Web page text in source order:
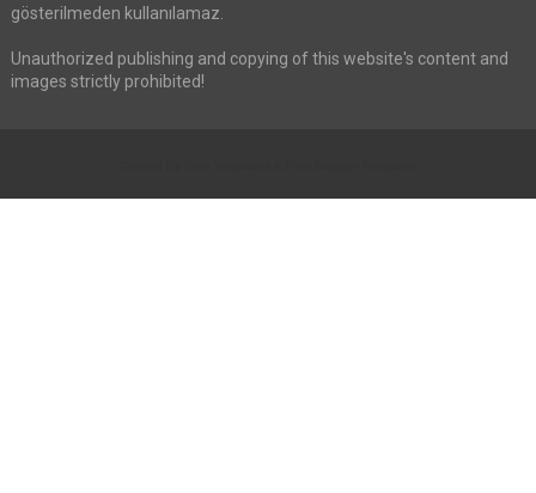
gösterilmeden kullanılamaz.
Unauthorized publishing and copying of this website's content and
images strictly prohibited!